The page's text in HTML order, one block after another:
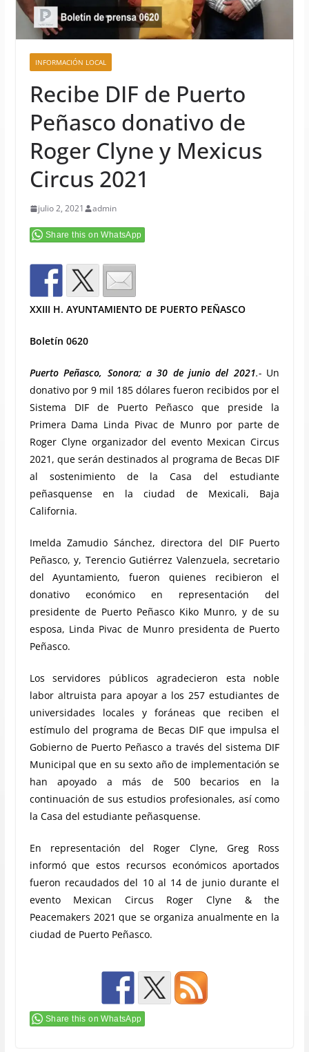
INFORMACIÓN LOCAL
Recibe DIF de Puerto
Peñasco donativo de
Roger Clyne y Mexicus
Circus 2021
julio 2, 2021 admin
Share this on WhatsApp
XXIII H. AYUNTAMIENTO DE PUERTO PEÑASCO
Boletín 0620
Puerto Peñasco, Sonora; a 30 de junio del 2021.-Un
donativo por 9 mil 185 dólares fueron recibidos por el
Sistema DIF de Puerto Peñasco que preside la
Primera Dama Linda Pivac de Munro por parte de
Roger Clyne organizador del evento Mexican Circus
2021, que serán destinados al programa de Becas DIF
al sostenimiento de la Casa del estudiante
peñasquense en la ciudad de Mexicali, Baja
California.
Imelda Zamudio Sánchez, directora del DIF Puerto
Peñasco, y, Terencio Gutiérrez Valenzuela, secretario
del Ayuntamiento, fueron quienes recibieron el
donativo económico en representación del
presidente de Puerto Peñasco Kiko Munro, y de su
esposa, Linda Pivac de Munro presidenta de Puerto
Peñasco.
Los servidores públicos agradecieron esta noble
labor altruista para apoyar a los 257 estudiantes de
universidades locales y foráneas que reciben el
estímulo del programa de Becas DIF que impulsa el
Gobierno de Puerto Peñasco a través del sistema DIF
Municipal que en su sexto año de implementación se
han apoyado a más de 500 becarios en la
continuación de sus estudios profesionales, así como
la Casa del estudiante peñasquense.
En representación del Roger Clyne, Greg Ross
informó que estos recursos económicos aportados
fueron recaudados del 10 al 14 de junio durante el
evento Mexican Circus Roger Clyne & the
Peacemakers 2021 que se organiza anualmente en la
ciudad de Puerto Peñasco.
Share this on WhatsApp